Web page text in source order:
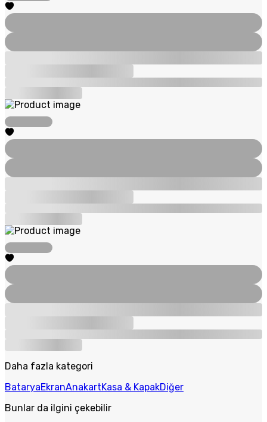
Daha fazla kategori
BataryaEkranAnakartKasa & KapakDiğer
Bunlar da ilgini çekebilir